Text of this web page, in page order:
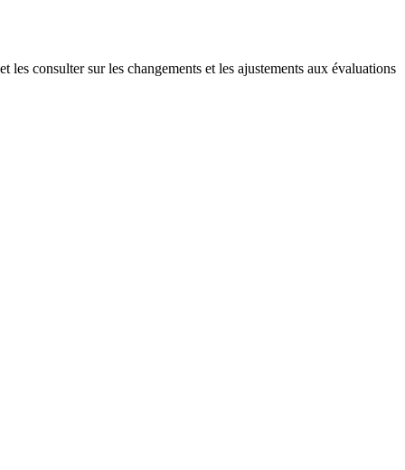
les consulter sur les changements et les ajustements aux évaluations